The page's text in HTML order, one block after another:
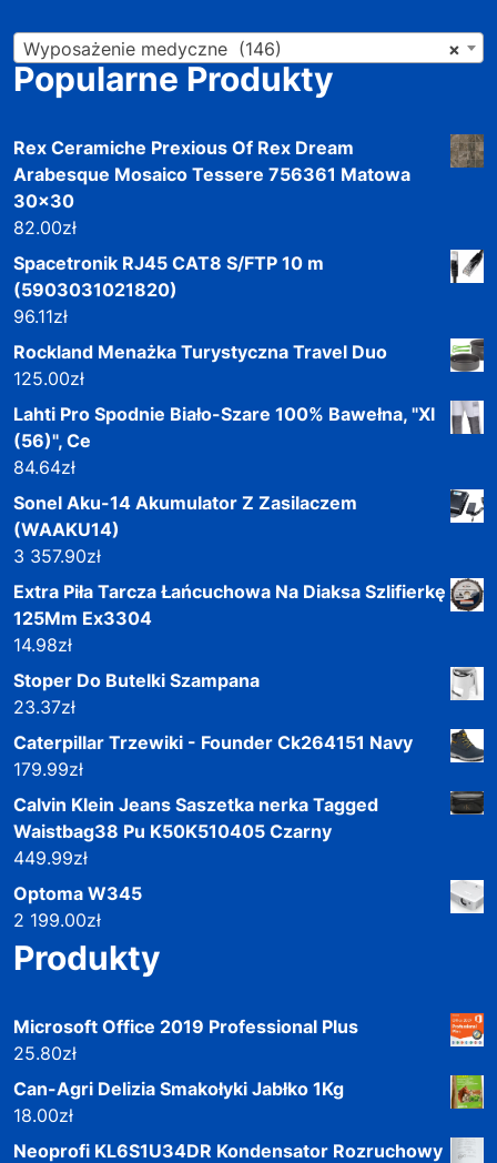
×
Wyposażenie medyczne (146)
Popularne Produkty
Rex Ceramiche Prexious Of Rex Dream
Arabesque Mosaico Tessere 756361 Matowa
30x30
82.00zł
Spacetronik RJ45 CAT8 S/FTP 10 m
(5903031021820)
96.11zł
Rockland Menażka Turystyczna Travel Duo
125.00zł
Lahti Pro Spodnie Biało-Szare 100% Bawełna, "Xl
(56)", Ce
84.64zł
Sonel Aku-14 Akumulator Z Zasilaczem
(WAAKU14)
3 357.90zł
Extra Piła Tarcza Łańcuchowa Na Diaksa Szlifierkę
125Mm Ex3304
14.98zł
Stoper Do Butelki Szampana
23.37zł
Caterpillar Trzewiki - Founder Ck264151 Navy
179.99zł
Calvin Klein Jeans Saszetka nerka Tagged
Waistbag38 Pu K50K510405 Czarny
449.99zł
Optoma W345
2 199.00zł
Produkty
Microsoft Office 2019 Professional Plus
25.80zł
Can-Agri Delizia Smakołyki Jabłko 1Kg
18.00zł
Neoprofi KL6S1U34DR Kondensator Rozruchowy